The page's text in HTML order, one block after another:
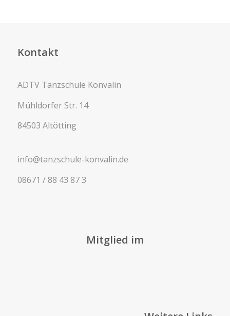
Kontakt
ADTV Tanzschule Konvalin
Mühldorfer Str. 14
84503 Altötting
info@tanzschule-konvalin.de
08671 / 88 43 87 3
Mitglied im